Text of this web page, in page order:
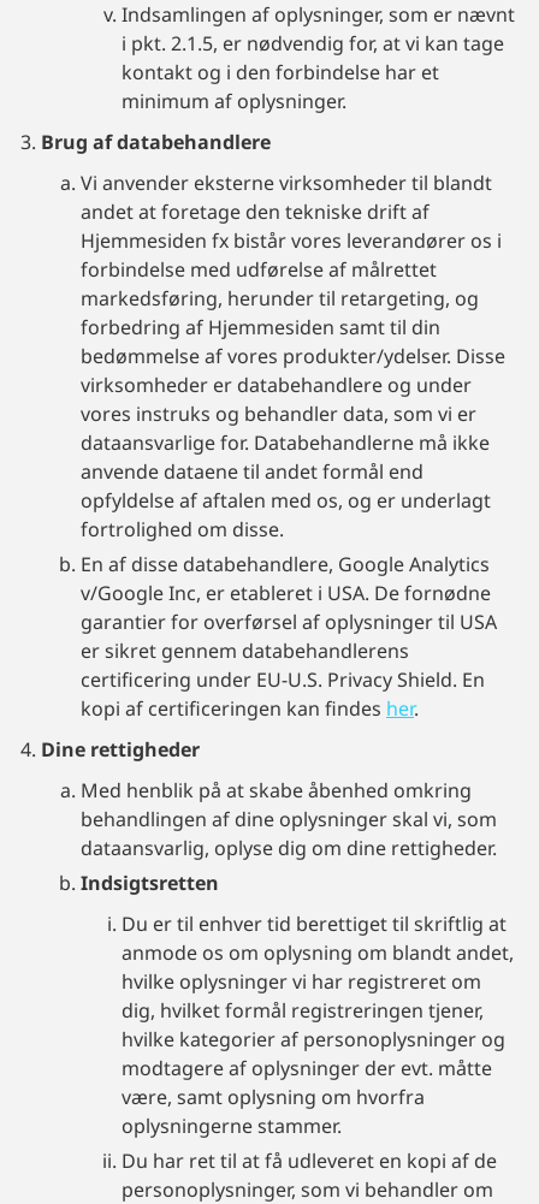
Indsamlingen af oplysninger, som er nævnt
i pkt. 2.1.5, er nødvendig for, at vi kan tage
kontakt og i den forbindelse har et
minimum af oplysninger.
Brug af databehandlere
Vi anvender eksterne virksomheder til blandt
andet at foretage den tekniske drift af
Hjemmesiden fx bistår vores leverandører os i
forbindelse med udførelse af målrettet
markedsføring, herunder til retargeting, og
forbedring af Hjemmesiden samt til din
bedømmelse af vores produkter/ydelser. Disse
virksomheder er databehandlere og under
vores instruks og behandler data, som vi er
dataansvarlige for. Databehandlerne må ikke
anvende dataene til andet formål end
opfyldelse af aftalen med os, og er underlagt
fortrolighed om disse.
En af disse databehandlere, Google Analytics
v/Google Inc, er etableret i USA. De fornødne
garantier for overførsel af oplysninger til USA
er sikret gennem databehandlerens
certificering under EU-U.S. Privacy Shield. En
kopi af certificeringen kan findes her.
Dine rettigheder
Med henblik på at skabe åbenhed omkring
behandlingen af dine oplysninger skal vi, som
dataansvarlig, oplyse dig om dine rettigheder.
Indsigtsretten
Du er til enhver tid berettiget til skriftlig at
anmode os om oplysning om blandt andet,
hvilke oplysninger vi har registreret om
dig, hvilket formål registreringen tjener,
hvilke kategorier af personoplysninger og
modtagere af oplysninger der evt. måtte
være, samt oplysning om hvorfra
oplysningerne stammer.
Du har ret til at få udleveret en kopi af de
personoplysninger, som vi behandler om